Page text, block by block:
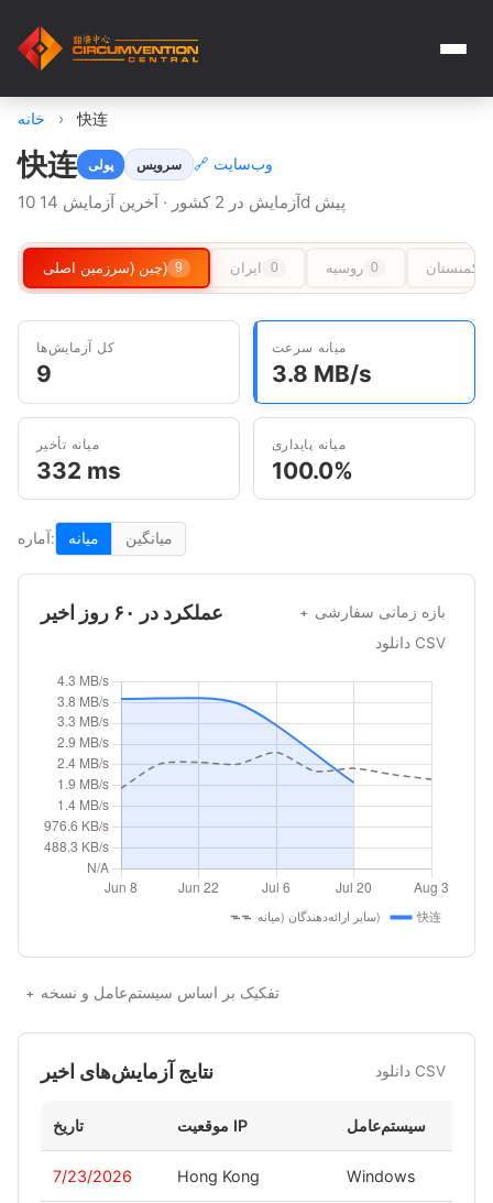
خانه › 快连
快连 پولی سرویس 🔗 وب‌سایت
10 آزمایش در 2 کشور · آخرین آزمایش 14d پیش
چین (سرزمین اصلی) 9 ایران 0 روسیه 0 ترکمنستان
کل آزمایش‌ها
9
میانه سرعت
3.8 MB/s
میانه تأخیر
332 ms
میانه پایداری
100.0%
آماره: میانه میانگین
عملکرد در ۶۰ روز اخیر
بازه زمانی سفارشی
دانلود CSV
تفکیک بر اساس سیستم‌عامل و نسخه
نتایج آزمایش‌های اخیر دانلود CSV
تاریخ موقعیت IP سیستم‌عامل
7/23/2026 Hong Kong Windows